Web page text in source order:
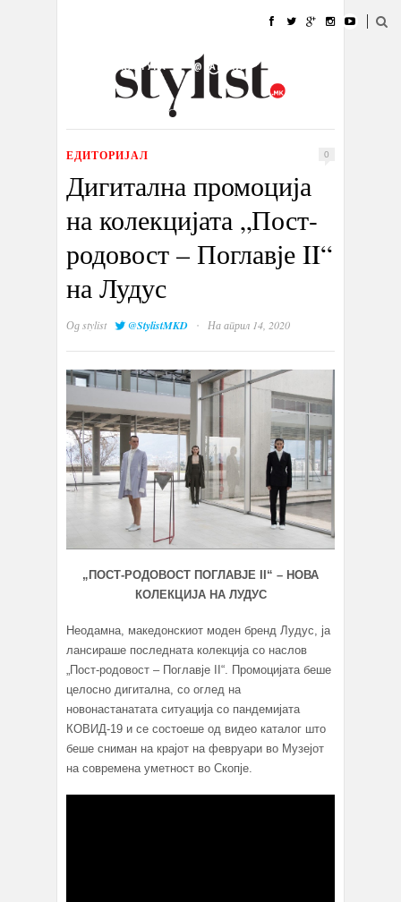
УБАВИНА
КУЛТУРА @РАБОТА
ИЗЛОГ
ЕДИТОРИЈАЛ 0
Дигитална промоција
на колекцијата „Пост-
родовост – Поглавје II“
на Лудус
Одstylist @StylistMKD · На април 14, 2020
„ПОСТ-РОДОВОСТ ПОГЛАВЈЕ II“ – НОВА
КОЛЕКЦИЈА НА ЛУДУС
Неодамна, македонскиот моден бренд Лудус, ја
лансираше последната колекција со наслов
„Пост-родовост – Поглавје II“. Промоцијата беше
целосно дигитална, со оглед на
новонастанатата ситуација со пандемијата
КОВИД-19 и се состоеше од видео каталог што
беше сниман на крајот на февруари во Музејот
на современа уметност во Скопје.